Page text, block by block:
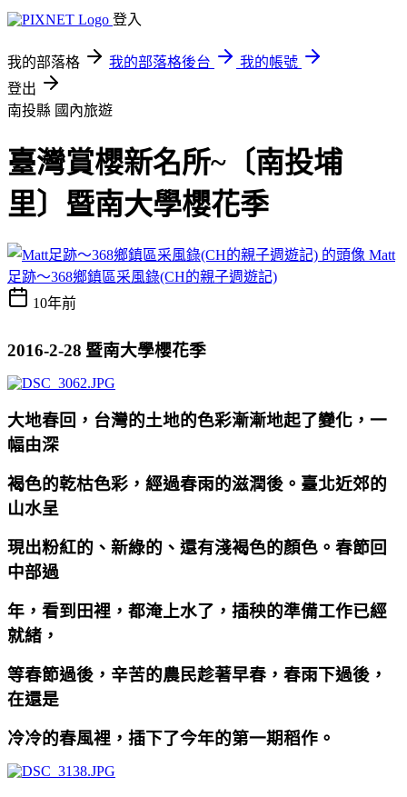
登入
我的部落格 我的部落格後台
我的帳號
登出
南投縣 國內旅遊
臺灣賞櫻新名所~〔南投埔
里〕暨南大學櫻花季
Matt
足跡～368鄉鎮區采風錄(CH的親子週遊記)
10年前
2016-2-28 暨南大學櫻花季
大地春回，台灣的土地的色彩漸漸地起了變化，一
幅由深
褐色的乾枯色彩，經過春雨的滋潤後。臺北近郊的
山水呈
現出粉紅的、新綠的、還有淺褐色的顏色。春節回
中部過
年，看到田裡，都淹上水了，插秧的準備工作已經
就緒，
等春節過後，辛苦的農民趁著早春，春雨下過後，
在還是
冷冷的春風裡，插下了今年的第一期稻作。